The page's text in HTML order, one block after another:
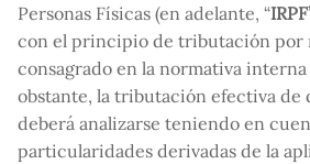
Personas Físicas (en adelante, “IRPF
con el principio de tributación por
consagrado en la normativa interna
obstante, la tributación efectiva de
deberá analizarse teniendo en
particularidades derivadas de la